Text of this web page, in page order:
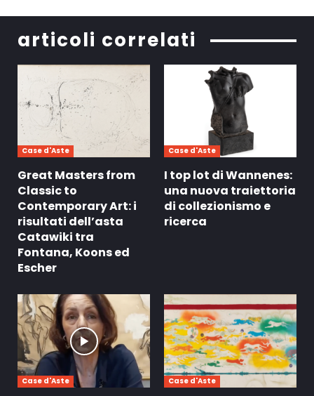
articoli correlati
Case d'Aste
Great Masters from
Classic to
Contemporary Art: i
risultati dell’asta
Catawiki tra
Fontana, Koons ed
Escher
Case d'Aste
I top lot di Wannenes:
una nuova traiettoria
di collezionismo e
ricerca
Case d'Aste Case d'Aste